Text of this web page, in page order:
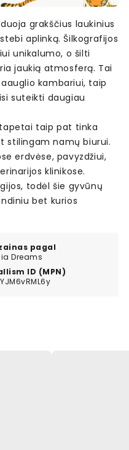
pagal
Dreams
ID (MPN)
grakščius laukinius
aplinką. Šilkografijos
unikalumo, o šilti
jaukią atmosferą. Tai
kambariui, taip
suteikti daugiau
taip pat tinka
stilingam namų biurui.
erdvėse, pavyzdžiui,
klinikose.
todėl šie gyvūnų
bet kurios